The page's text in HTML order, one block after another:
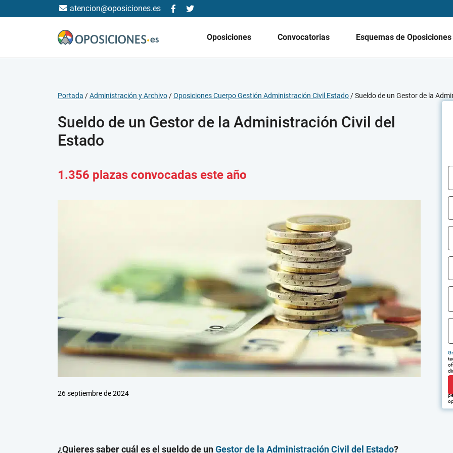
atencion@oposiciones.es
Oposiciones Convocatorias Esquemas de Oposiciones
Portada /Administración y Archivo /Oposiciones Cuerpo Gestión Administración Civil Estado /Sueldo de un Gestor de la
Sueldo de un Gestor de la Administración Civil del
Estado
1.356 plazas convocadas este año
26 septiembre de 2024
¿Quieres saber cuál es el sueldo de unGestor de la Administración Civil del Estado?